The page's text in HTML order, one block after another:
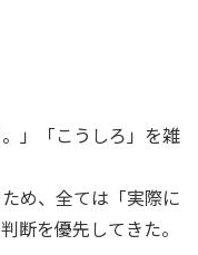
」「こうしろ」を雑
め、全ては「実際に
断を優先してきた。